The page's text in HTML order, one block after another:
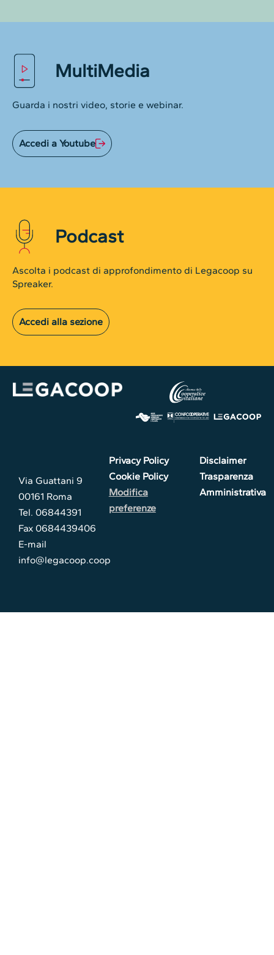
MultiMedia
Guarda i nostri video, storie e webinar.
Accedi a Youtube
Podcast
Ascolta i podcast di approfondimento di Legacoop su
Spreaker.
Accedi alla sezione
Via Guattani 9
00161 Roma
Tel. 06844391
Fax 0684439406
E-mail
info@legacoop.coop
Privacy Policy
Cookie Policy
Modifica
preferenze
Disclaimer
Trasparenza
Amministrativa